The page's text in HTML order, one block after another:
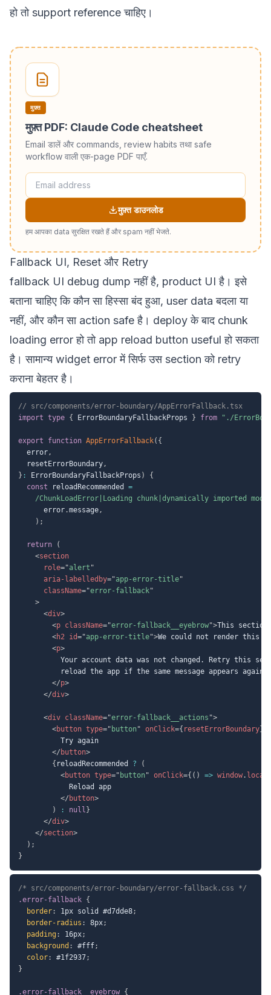
हो तो support reference चाहिए।
मुफ़्त
मुफ़्त PDF: Claude Code cheatsheet
Email डालें और commands, review habits तथा safe
workflow वाली एक-page PDF पाएँ.
मुफ़्त डाउनलोड
हम आपका data सुरक्षित रखते हैं और spam नहीं भेजते.
Fallback UI, Reset और Retry
fallback UI debug dump नहीं है, product UI है। इसे
बताना चाहिए कि कौन सा हिस्सा बंद हुआ, user data बदला या
नहीं, और कौन सा action safe है। deploy के बाद chunk
loading error हो तो app reload button useful हो सकता
है। सामान्य widget error में सिर्फ उस section को retry
कराना बेहतर है।
// src/components/error-boundary/AppErrorFallback.tsx
import type { ErrorBoundaryFallbackProps } from "./
export function AppErrorFallback( {
  error
,
  resetErrorBoundary
,
} : ErrorBoundaryFallbackProps )
{
const reloadRecommended =
/ChunkLoadError|Loading chunk|dynamically imported
      error
.message,
) ;
return
(
<section
role="alert "
aria-labelledby="app-error-title"
className="error-fallback"
>
<div>
<p className="error-fallback__eyebrow">This section
<h2 id="app-error-title">We could not render this
<p>
Your account data was not changed. Retry this
          reload the app if the same message appears again.
</p>
</div>
<div className="error-fallback__actions ">
<button type=" button" onClick={ resetErrorBoundary}
          Try again
</ button>
{ reloadRecommended ?
(
<button type=" button" onClick={ ( ) => window.
            Reload app
</ button>
)
: null }
</div>
</section>
) ;
}
/* src/components/error-boundary/error-fallback.css */
.error-fallback {
border: 1px solid #d7dde8;
border-radius : 8px;
padding: 16px;
background : #fff;
color: #1f2937;
}
.error-fallback__eyebrow {